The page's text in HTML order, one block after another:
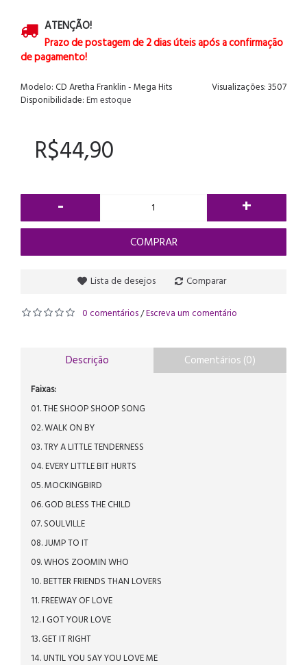
ATENÇÃO!
Prazo de postagem de 2 dias úteis após a confirmação
de pagamento!
Visualizações: 3507
Modelo: CD Aretha Franklin - Mega Hits
Disponibilidade:Em estoque
R$44,90
- +
COMPRAR
Lista de desejos Comparar
0 comentários/Escreva um comentário
Descrição Comentários (0)
Faixas:
01. THE SHOOP SHOOP SONG
02. WALK ON BY
03. TRY A LITTLE TENDERNESS
04. EVERY LITTLE BIT HURTS
05. MOCKINGBIRD
06. GOD BLESS THE CHILD
07. SOULVILLE
08. JUMP TO IT
09. WHOS ZOOMIN WHO
10. BETTER FRIENDS THAN LOVERS
11. FREEWAY OF LOVE
12. I GOT YOUR LOVE
13. GET IT RIGHT
14. UNTIL YOU SAY YOU LOVE ME